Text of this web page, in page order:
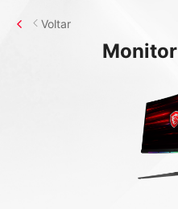
Monitor
Voltar